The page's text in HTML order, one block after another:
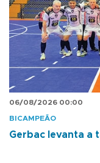
06/08/2026 00:00
BICAMPEÃO
Gerbac levanta a